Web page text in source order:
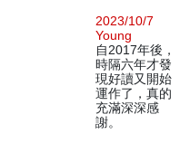
2023/10/7
Young
自2017年後，
時隔六年才發
現好讀又開始
運作了，真的
充滿深深感
謝。